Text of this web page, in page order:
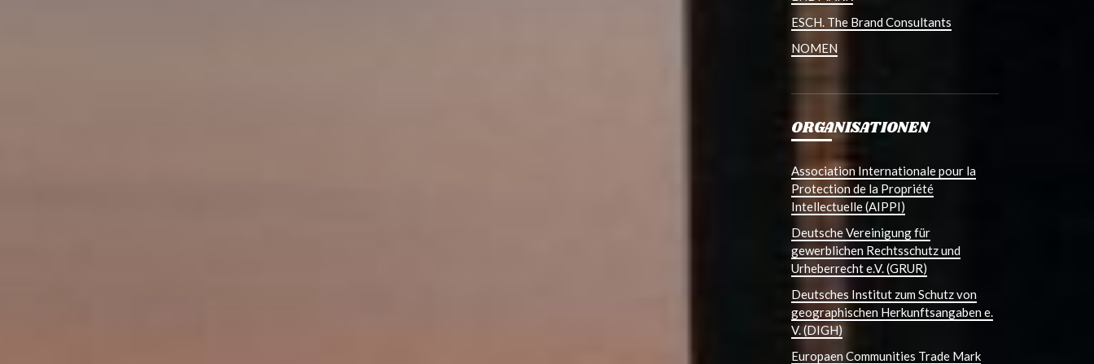
ESCH. The Brand Consultants
NOMEN
ORGANISATIONEN
Association Internationale pour la
Protection de la Propriété
Intellectuelle (AIPPI)
Deutsche Vereinigung für
gewerblichen Rechtsschutz und
Urheberrecht e.V. (GRUR)
Deutsches Institut zum Schutz von
geographischen Herkunftsangaben e.
V. (DIGH)
Europaen Communities Trade Mark